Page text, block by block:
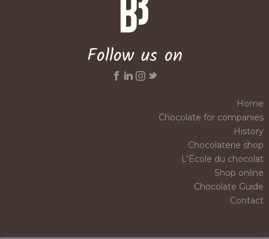
Follow us on
Home
Chocolate for companies
History
Chocolaterie shop
L'École du chocolat
Shop online
Chocolate Guide
Contact